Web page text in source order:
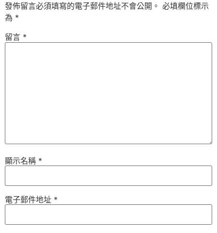
發佈留言必須填寫的電子郵件地址不會公開。 必填欄位標示
為 *
留言 *
顯示名稱 *
電子郵件地址 *